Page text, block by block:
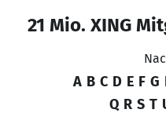
21 Mio. XING
A B C D E F G
Q R S T